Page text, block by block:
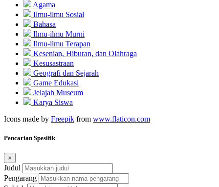
Agama
Ilmu-ilmu Sosial
Bahasa
Ilmu-ilmu Murni
Ilmu-ilmu Terapan
Kesenian, Hiburan, dan Olahraga
Kesusastraan
Geografi dan Sejarah
Game Edukasi
Jelajah Museum
Karya Siswa
Icons made by Freepik from www.flaticon.com
Pencarian Spesifik
×
Judul
Pengarang